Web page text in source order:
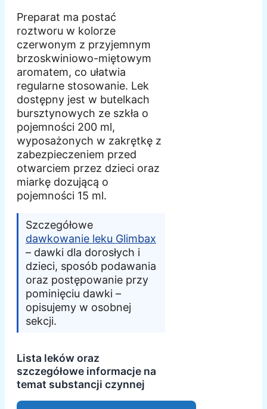
Preparat ma postać
roztworu w kolorze
czerwonym z przyjemnym
brzoskwiniowo-miętowym
aromatem, co ułatwia
regularne stosowanie. Lek
dostępny jest w butelkach
bursztynowych ze szkła o
pojemności 200 ml,
wyposażonych w zakrętkę z
zabezpieczeniem przed
otwarciem przez dzieci oraz
miarkę dozującą o
pojemności 15 ml.
Szczegółowe
dawkowanie leku Glimbax
– dawki dla dorosłych i
dzieci, sposób podawania
oraz postępowanie przy
pominięciu dawki –
opisujemy w osobnej
sekcji.
Lista leków oraz
szczegółowe informacje na
temat substancji czynnej